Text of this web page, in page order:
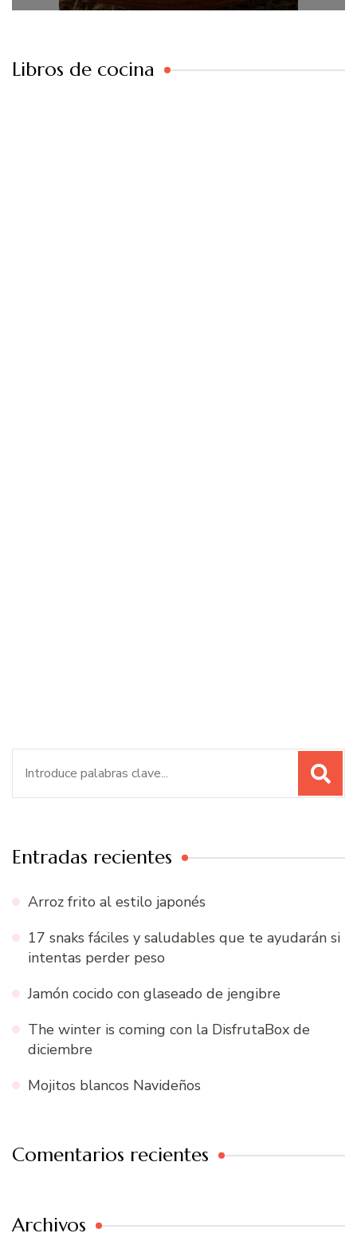
Libros de cocina
Entradas recientes
Arroz frito al estilo japonés
17 snaks fáciles y saludables que te ayudarán si
intentas perder peso
Jamón cocido con glaseado de jengibre
The winter is coming con la DisfrutaBox de
diciembre
Mojitos blancos Navideños
Comentarios recientes
Archivos